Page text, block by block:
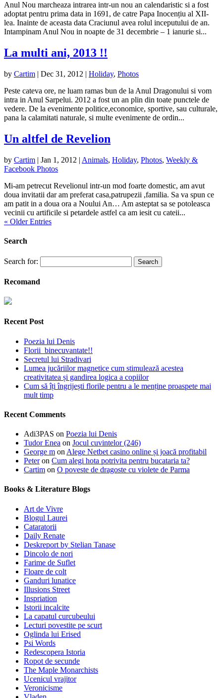
Anul Nou marcheaza intrarea intr-un nou an calendaristic si a fost
adoptat pentru prima data in 1691, de catre Papa Inocențiu al XII-
lea. Inainte de aceasta data Craciunul avea rolul inceputului de an.
Intampinam Anul Nou in noapte de 31 decembrie – 1 ianurie si...
La multi ani, 2013 !!
by Cartim | Dec 31, 2012 | Holiday, Photos
Peste cateva ore, ne luam ramas bun de la Anul Dragonului si vom
intra in Anul Sarpelui. 2012 a fost un an plin din toate punctele de
vedere. De la evenimente politice,economice, sportive, sau culturale,
pana la calamitati naturale, si multe evenimente de ordin...
Un altfel de Revelion
by Cartim | Jan 1, 2012 | Animals, Holiday, Photos, Weekly &
Facebook Photos
Mi-am petrecut Revelionul intr-un mod foarte domestic, am avut
doua invitatii dar am preferat casa,patrupezii ,familia. Sa va spun ce
am patit in a doua ora a Noului An… Am asteptat sa se potoleasca
vecinii cu artificile si petardele astfel ca am iesit cu cateii...
« Older Entries
Search
Search for:
Recomand
Recent Post
Poezia lui Denis
Florii binecuvantate!!
Secretul lui Stradivari
Lumea jucăriilor magnetice cum stimulează acestea
creativitatea și gandirea logica a copiilor
Cum să îți îngrijești florile pentru a le menține proaspete mai
mult timp
Recent Comments
Adi3PAS on Poezia lui Denis
Tudor Enea on Jocul cuvintelor (246)
George m on Alege Netbet casino online și joacă profitabil
Peteron Cum alegi hota potrivita pentru bucataria ta?
Cartim on O poveste de dragoste cu violete de Parma
Books & Literature Blogs
Art de Vivre
Blogul Laurei
Cataratorii
Daily Renate
Deskreport by Stelian Tanase
Dincolo de nori
Farime de Suflet
Floare de colt
Ganduri lunatice
Illusions Street
Inspriation
Istorii incalcite
La capatul curcubeului
Lecturi povestite pe scurt
Oglinda lui Erised
Psi Words
Redescopera Istoria
Ropot de secunde
The Maple Monarchists
Ucenicul vrajitor
Veronicisme